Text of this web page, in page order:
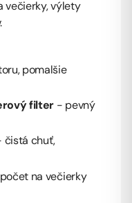
večierky, výlety
pomalšie
filter - pevný
chuť,
na večierky